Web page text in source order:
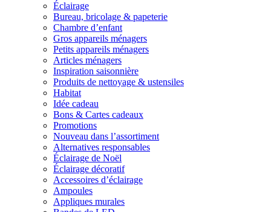
Éclairage
Bureau, bricolage & papeterie
Chambre d’enfant
Gros appareils ménagers
Petits appareils ménagers
Articles ménagers
Inspiration saisonnière
Produits de nettoyage & ustensiles
Habitat
Idée cadeau
Bons & Cartes cadeaux
Promotions
Nouveau dans l’assortiment
Alternatives responsables
Éclairage de Noël
Éclairage décoratif
Accessoires d’éclairage
Ampoules
Appliques murales